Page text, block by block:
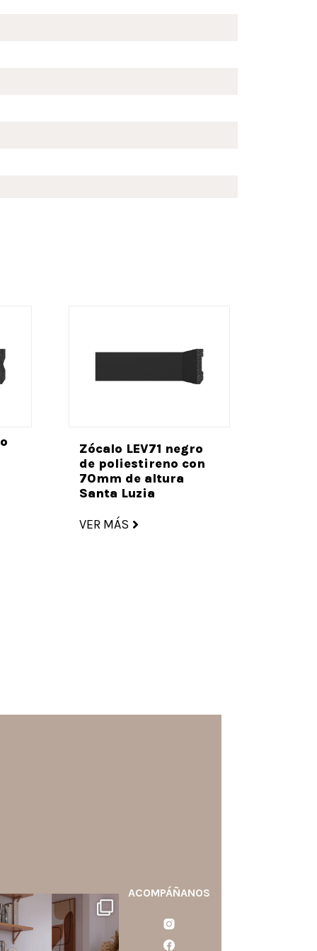
Zócalo LEV71 negro
de poliestireno con
70mm de altura
Santa Luzia
VER MÁS
santaluzia.es
blanco, negro, gris, fendi
beige? La elección puede
cambiar por completo la
ACOMPÁÑANOS